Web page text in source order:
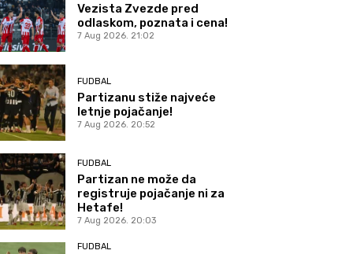
Vezista Zvezde pred
odlaskom, poznata i cena!
7 Aug 2026. 21:02
FUDBAL
Partizanu stiže najveće
letnje pojačanje!
7 Aug 2026. 20:52
FUDBAL
Partizan ne može da
registruje pojačanje ni za
Hetafe!
7 Aug 2026. 20:03
FUDBAL